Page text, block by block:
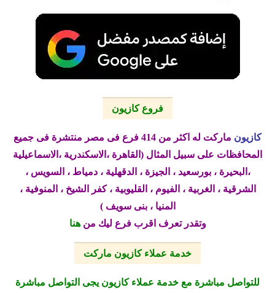
فروع كازيون
كازيون
ماركت له اكثر من 414 فرع فى مصر منتشرة فى جميع
المحافظات على سبيل المثال (القاهرة ،الاسكندرية ،الاسماعيلية
،البحيرة ، بورسعيد ، الجيزة ، الدقهلية ، دمياط ، السويس ،
الشرقية ، الغربية ، الفيوم ، القليوبية ، كفر الشيخ ، المنوفية ،
المنيا ، بنى سويف )
وتقدر تعرف اقرب فرع ليك من هنا
خدمة عملاء كازيون ماركت
للتواصل مباشرة مع خدمة عملاء كازيون يجى التواصل مباشرة